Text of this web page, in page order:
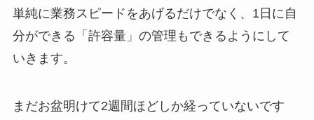
単純に業務スピードをあげるだけでなく、1日に自
分ができる「許容量」の管理もできるようにして
いきます。
まだお盆明けて2週間ほどしか経っていないです